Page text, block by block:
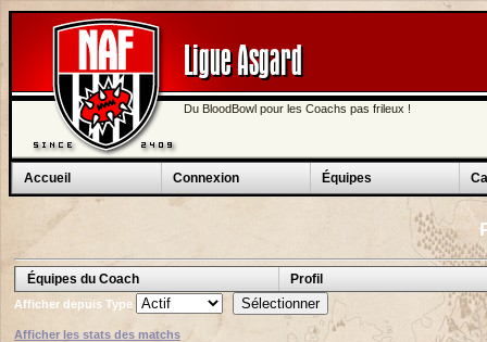
Ligue Asgard
Du BloodBowl pour les Coachs pas frileux !
Accueil Connexion Équipes
Équipes du Coach Profil
Afficher depuis Type
Afficher les stats des matchs